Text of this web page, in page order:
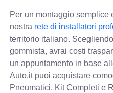
Per un montaggio semplice
nostra rete di installatori
territorio italiano.
gommista, avrai costi
un appuntamento in base
Auto.it puoi acquistare
Pneumatici, Kit Completi e